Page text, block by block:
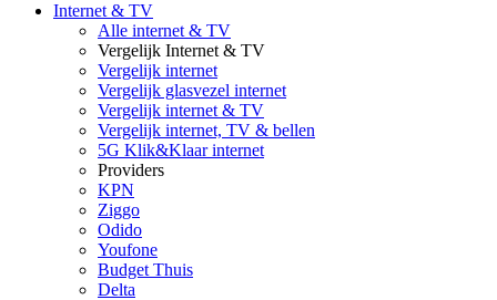
Internet & TV
Alle internet & TV
Vergelijk Internet & TV
Vergelijk internet
Vergelijk glasvezel internet
Vergelijk internet & TV
Vergelijk internet, TV & bellen
5G Klik&Klaar internet
Providers
KPN
Ziggo
Odido
Youfone
Budget Thuis
Delta